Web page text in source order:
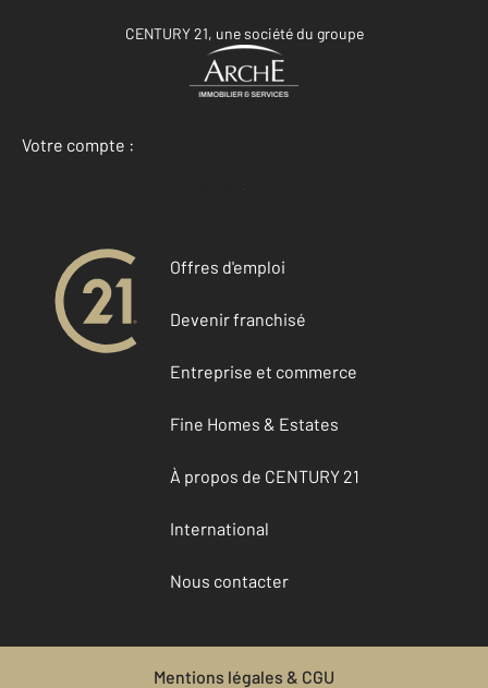
CENTURY 21, une société du groupe
Votre compte :
Accéder à mon compte
Offres d'emploi
Devenir franchisé
Entreprise et commerce
Fine Homes & Estates
À propos de CENTURY 21
International
Nous contacter
Mentions légales & CGU